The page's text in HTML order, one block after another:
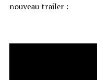
nouveau trailer :